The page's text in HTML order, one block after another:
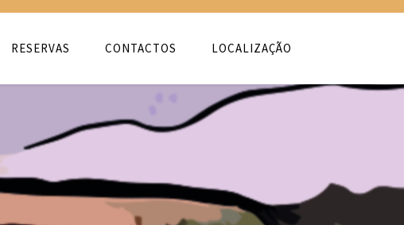
RESERVAS CONTACTOS LOCALIZAÇÃO